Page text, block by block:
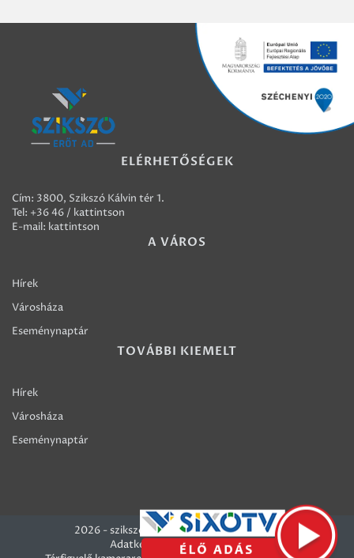
ELÉRHETŐSÉGEK
Cím: 3800, Szikszó Kálvin tér 1.
Tel: +36 46 / kattintson
E-mail: kattintson
A VÁROS
Hírek
Városháza
Eseménynaptár
TOVÁBBI KIEMELT
Hírek
Városháza
Eseménynaptár
2026 - szikszo.hu - Szikszó Város honlapja
Adatkezelési szabályzatok